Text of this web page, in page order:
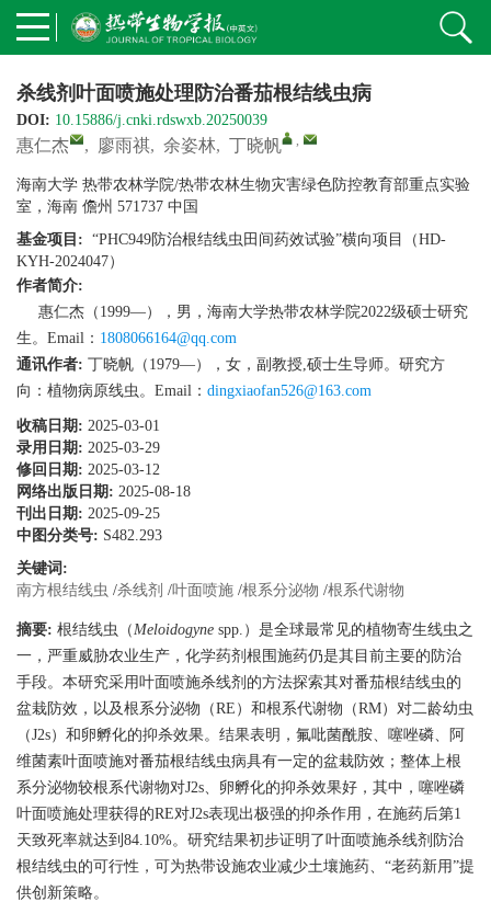
杀线剂叶面喷施处理防治番茄根结线虫病
DOI: 10.15886/j.cnki.rdswxb.20250039
惠仁杰 , 廖雨祺, 余姿林, 丁晓帆 ,
海南大学 热带农林学院/热带农林生物灾害绿色防控教育部重点实验
室，海南 儋州 571737 中国
基金项目: “PHC949防治根结线虫田间药效试验”横向项目（HD-
KYH-2024047）
作者简介:
惠仁杰（1999—），男，海南大学热带农林学院2022级硕士研究
生。Email： 1808066164@qq.com
通讯作者: 丁晓帆（1979—），女，副教授,硕士生导师。研究方
向：植物病原线虫。Email： dingxiaofan526@163.com
收稿日期: 2025-03-01
录用日期: 2025-03-29
修回日期: 2025-03-12
网络出版日期: 2025-08-18
刊出日期: 2025-09-25
中图分类号: S482.293
关键词:
南方根结线虫 /杀线剂 /叶面喷施 /根系分泌物 /根系代谢物
摘要: 根结线虫（Meloidogyne spp.）是全球最常见的植物寄生线虫之
一，严重威胁农业生产，化学药剂根围施药仍是其目前主要的防治
手段。本研究采用叶面喷施杀线剂的方法探索其对番茄根结线虫的
盆栽防效，以及根系分泌物（RE）和根系代谢物（RM）对二龄幼虫
（J2s）和卵孵化的抑杀效果。结果表明，氟吡菌酰胺、噻唑磷、阿
维菌素叶面喷施对番茄根结线虫病具有一定的盆栽防效；整体上根
系分泌物较根系代谢物对J2s、卵孵化的抑杀效果好，其中，噻唑磷
叶面喷施处理获得的RE对J2s表现出极强的抑杀作用，在施药后第1
天致死率就达到84.10%。研究结果初步证明了叶面喷施杀线剂防治
根结线虫的可行性，可为热带设施农业减少土壤施药、“老药新用”提
供创新策略。